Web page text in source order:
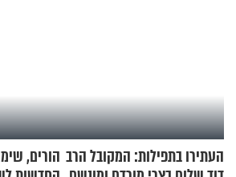
העתירו בתפילות: המקובל הרב הורים,